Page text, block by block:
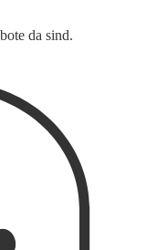
da sind.